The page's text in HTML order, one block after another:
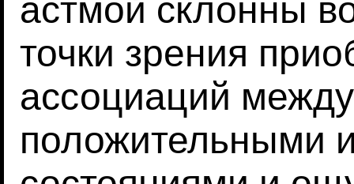
астмой склонны
точки зрения
ассоциаций
положительными